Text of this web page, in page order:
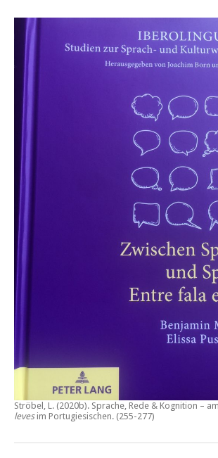
Ströbel, L. (2020b). Sprache, Rede & Kognition –
levesim Portugiesischen. (255-277)